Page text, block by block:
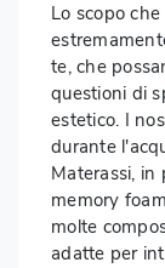
Lo scopo
te, che
questioni di
estetico. I
durante
Materassi, in
memory
molte
adatte per